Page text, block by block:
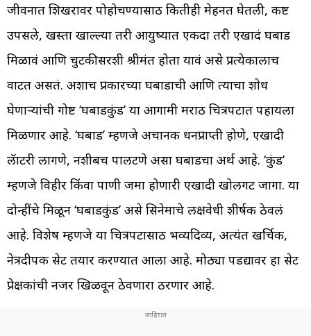
जीवनात शिखरावर पोहोचण्यासाठी कितीही मेहनत घेतली, कष्ट
उपसले, खस्ता खाल्ल्या तरी आयुष्यात एकदा तरी एखादं घबाड
मिळावं आणि चुटकीसरशी श्रीमंत होता यावं असे प्रत्येकालाच
वाटत असतं. अशाच प्रकारच्या घबाडाची आणि त्याचा शोध
घेणाऱ्यांची गोष्ट ‘घबाडकुंड’ या आगामी मराठी चित्रपटात पहायला
मिळणार आहे. ‘घबाड’ म्हणजे अचानक धनप्राप्ती होणे, एखादी
लॅाटरी लागणे, नशीबच पालटणे असा घबाडचा अर्थ आहे. ‘कुंड’
म्हणजे विहीर किंवा पाणी जमा होणारी एखादी खोलगट जागा. या
दोन्हींचे मिळून ‘घबाडकुंड’ असे सिनेमाचे लक्षवेधी शीर्षक ठेवलं
आहे. विशेष म्हणजे या चित्रपटासाठी भव्यदिव्य, अत्यंत खर्चिक,
नेत्रदीपक सेट तयार करण्यात आला आहे. मोठ्या पडद्यावर हा सेट
प्रेक्षकांची नजर खिळवून ठेवणारा ठरणार आहे.